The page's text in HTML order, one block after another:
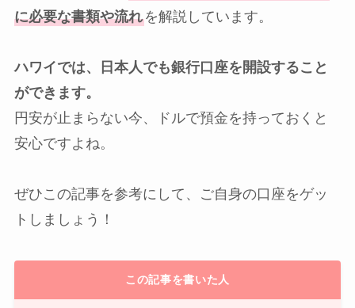
に必要な書類や流れを解説しています。
ハワイでは、日本人でも銀行口座を開設すること
ができます。
円安が止まらない今、ドルで預金を持っておくと
安心ですよね。
ぜひこの記事を参考にして、ご自身の口座をゲッ
トしましょう！
この記事を書いた人